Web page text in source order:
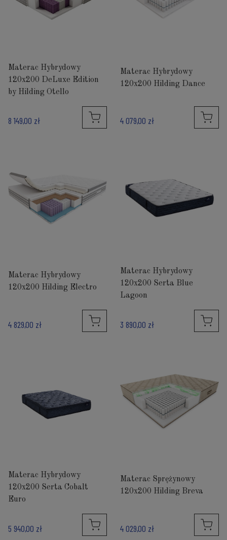
Materac Hybrydowy
120x200 DeLuxe Edition
by Hilding Otello
8 149,00 zł
Materac Hybrydowy
120x200 Hilding Dance
4 079,00 zł
Materac Hybrydowy
120x200 Hilding Electro
4 829,00 zł
Materac Hybrydowy
120x200 Serta Blue
Lagoon
3 890,00 zł
Materac Hybrydowy
120x200 Serta Cobalt
Euro
5 940,00 zł
Materac Sprężynowy
120x200 Hilding Breva
4 029,00 zł